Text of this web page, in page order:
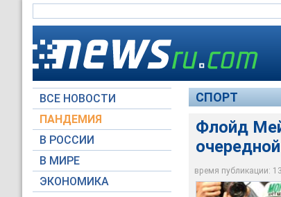
ВСЕ НОВОСТИ
ПАНДЕМИЯ
В РОССИИ
В МИРЕ
ЭКОНОМИКА
СПОРТ
Флойд
время публикации:
Чемпион
младший
Reuters